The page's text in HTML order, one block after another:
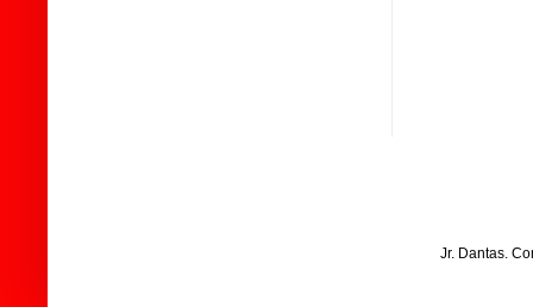
Jr. Dantas.